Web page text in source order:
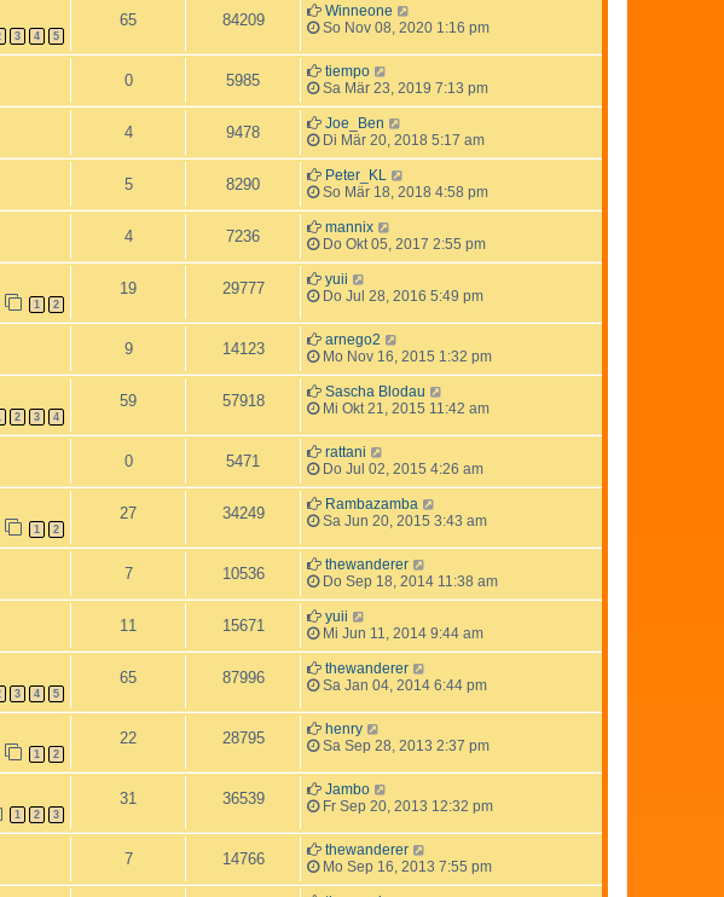
3 4 5
65 84209
Winneone
So Nov 08, 2020 1:16 pm
0 5985
tiempo
Sa Mär 23, 2019 7:13 pm
4 9478
Joe_Ben
Di Mär 20, 2018 5:17 am
5 8290
Peter_KL
So Mär 18, 2018 4:58 pm
4 7236
mannix
Do Okt 05, 2017 2:55 pm
1 2
19 29777
yuii
Do Jul 28, 2016 5:49 pm
9 14123
arnego2
Mo Nov 16, 2015 1:32 pm
2 3 4
59 57918
Sascha Blodau
Mi Okt 21, 2015 11:42 am
0 5471
rattani
Do Jul 02, 2015 4:26 am
1 2
27 34249
Rambazamba
Sa Jun 20, 2015 3:43 am
7 10536
thewanderer
Do Sep 18, 2014 11:38 am
11 15671
yuii
Mi Jun 11, 2014 9:44 am
3 4 5
65 87996
thewanderer
Sa Jan 04, 2014 6:44 pm
1 2
22 28795
henry
Sa Sep 28, 2013 2:37 pm
1 2 3
31 36539
Jambo
Fr Sep 20, 2013 12:32 pm
7 14766
thewanderer
Mo Sep 16, 2013 7:55 pm